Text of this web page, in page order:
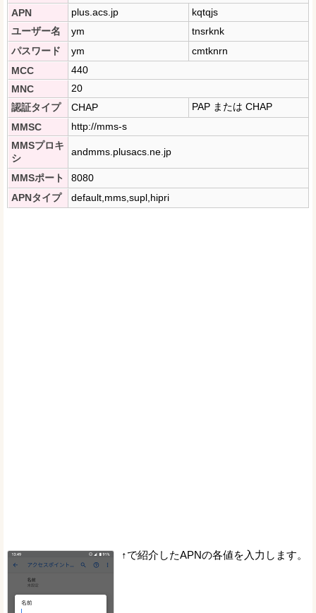
APN
plus.acs.jp
kqtqjs
ユーザー名
ym
tnsrknk
パスワード
ym
cmtknrn
MCC
440
MNC
20
認証タイプ
CHAP
PAP または CHAP
MMSC
http://mms-s
MMSプロキ
シ
andmms.plusacs.ne.jp
MMSポート
8080
APNタイプ
default,mms,supl,hipri
↑で紹介したAPNの各値を入力します。